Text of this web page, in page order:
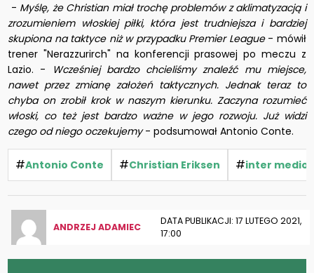
- Myślę, że Christian miał trochę problemów z aklimatyzacją i
zrozumieniem włoskiej piłki, która jest trudniejsza i bardziej
skupiona na taktyce niż w przypadku Premier League- mówił
trener "Nerazzurirch" na konferencji prasowej po meczu z
Lazio. -
Wcześniej bardzo chcieliśmy znaleźć mu miejsce,
nawet przez zmianę założeń taktycznych. Jednak teraz to
chyba on zrobił krok w naszym kierunku. Zaczyna rozumieć
włoski, co też jest bardzo ważne w jego rozwoju. Już widzi
czego od niego oczekujemy- podsumował Antonio Conte.
#Antonio Conte #Christian Eriksen #inter
ANDRZEJ ADAMIEC
DATA PUBLIKACJI: 17 LUTEGO 2021,
17:00